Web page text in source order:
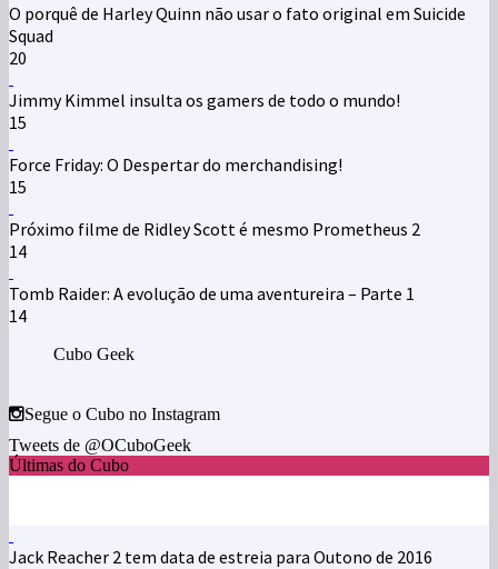
O porquê de Harley Quinn não usar o fato original em Suicide
Squad
20
Jimmy Kimmel insulta os gamers de todo o mundo!
15
Force Friday: O Despertar do merchandising!
15
Próximo filme de Ridley Scott é mesmo Prometheus 2
14
Tomb Raider: A evolução de uma aventureira – Parte 1
14
Cubo Geek
Segue o Cubo no Instagram
Tweets de @OCuboGeek
Últimas do Cubo
Jack Reacher 2 tem data de estreia para Outono de 2016